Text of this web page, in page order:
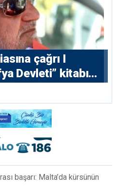
çağrı I
Devleti” kitabı
başarı: Malta’da kürsünün